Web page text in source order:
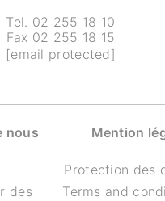
Tel. 02 255 18 10
Fax 02 255 18 15
[email protected]
nous
des
Mention
Protection des
Terms and